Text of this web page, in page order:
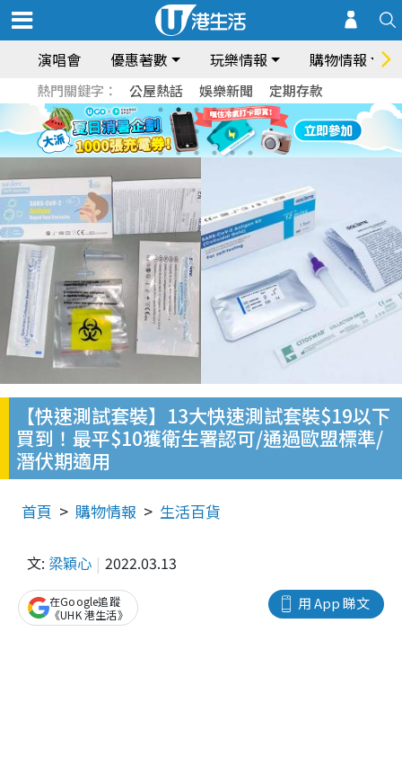
演唱會 優惠著數 玩樂情報 購物情報
熱門關鍵字： 公屋熱話 娛樂新聞 定期存款
【快速測試套裝】13大快速測試套裝$19以下
買到！最平$10獲衛生署認可/通過歐盟標準/
潛伏期適用
首頁 購物情報 生活百貨
文: 梁穎心 2022.03.13
用 App 睇文
在Google追蹤
《UHK 港生活》